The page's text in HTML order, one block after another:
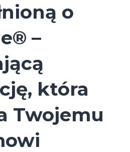
o
–
która
Twojemu